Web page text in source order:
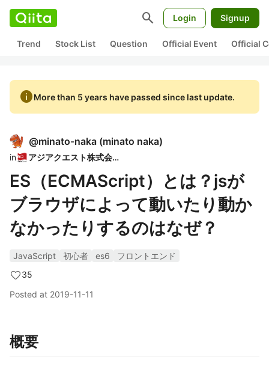
search Login Signup
Trend Stock List Question Official Event Official
infoMore than 5 years have passed since last update.
@minato-naka (minato naka)
in アジアクエスト株式会社
ES（ECMAScript）とは？jsが
ブラウザによって動いたり動か
なかったりするのはなぜ？
JavaScript 初心者 es6
フロントエンド
35
Posted at 2019-11-11
概要